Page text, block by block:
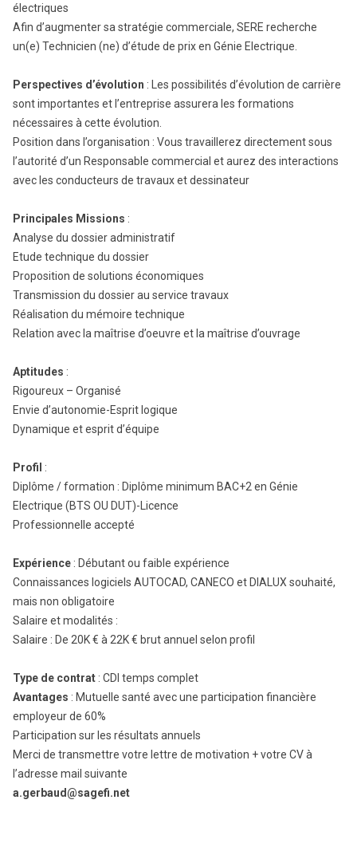
électriques
Afin d’augmenter sa stratégie commerciale, SERE recherche
un(e) Technicien (ne) d’étude de prix en Génie Electrique.
Perspectives d’évolution : Les possibilités d’évolution de carrière
sont importantes et l’entreprise assurera les formations
nécessaires à cette évolution.
Position dans l’organisation : Vous travaillerez directement sous
l’autorité d’un Responsable commercial et aurez des interactions
avec les conducteurs de travaux et dessinateur
Principales Missions :
Analyse du dossier administratif
Etude technique du dossier
Proposition de solutions économiques
Transmission du dossier au service travaux
Réalisation du mémoire technique
Relation avec la maîtrise d’oeuvre et la maîtrise d’ouvrage
Aptitudes :
Rigoureux – Organisé
Envie d’autonomie-Esprit logique
Dynamique et esprit d’équipe
Profil :
Diplôme / formation : Diplôme minimum BAC+2 en Génie
Electrique (BTS OU DUT)-Licence
Professionnelle accepté
Expérience : Débutant ou faible expérience
Connaissances logiciels AUTOCAD, CANECO et DIALUX souhaité,
mais non obligatoire
Salaire et modalités :
Salaire : De 20K € à 22K € brut annuel selon profil
Type de contrat : CDI temps complet
Avantages : Mutuelle santé avec une participation financière
employeur de 60%
Participation sur les résultats annuels
Merci de transmettre votre lettre de motivation + votre CV à
l’adresse mail suivante
a.gerbaud@sagefi.net